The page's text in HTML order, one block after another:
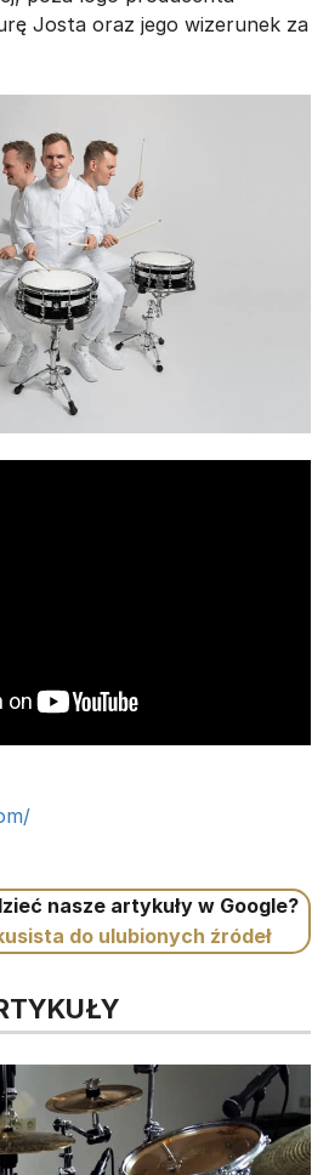
Josta oraz jego wizerunek za
nasze artykuły w Google?
do ulubionych źródeł